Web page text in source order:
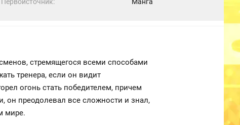
стремящегося всеми способами
тренера, если он видит
огонь стать победителем, причем
он преодолевал все сложности и знал,
мире.